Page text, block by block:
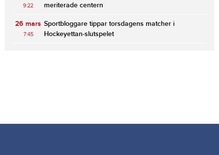
9:22
meriterade centern
26 mars
7:45
Sportbloggare tippar torsdagens matcher i
Hockeyettan-slutspelet